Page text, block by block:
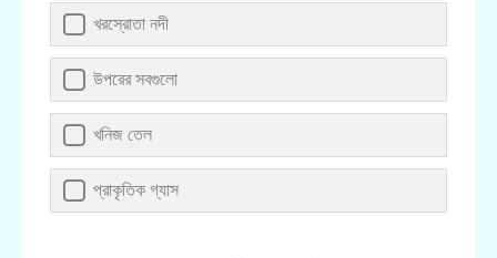
খরস্রোতা নদী
উপরের সবগুলো
খনিজ তেল
প্রাকৃতিক গ্যাস